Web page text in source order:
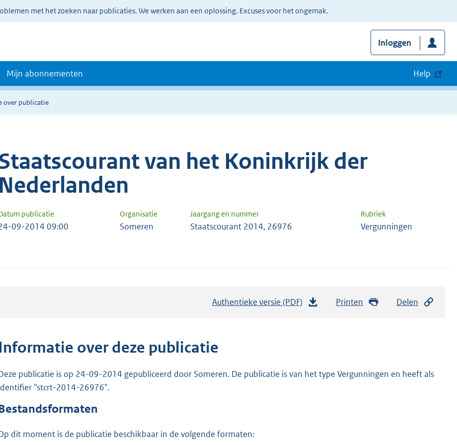
met het zoeken naar publicaties. We werken aan een oplossing. Excuses voor het ongemak.
Inloggen
Mijn abonnementen Help
over publicatie
van het Koninkrijk der
Nederlanden
publicatie Organisatie Jaargang en nummer Rubriek
09-2014 09:00 Someren Staatscourant 2014, 26976 Vergunningen
Authentieke versie (PDF)
n
Printen Delen
over deze publicatie
publicatie is op 24-09-2014 gepubliceerd door Someren. De publicatie is van het type Vergunningen en heeft als
"stcrt-2014-26976".
dit moment is de publicatie beschikbaar in de volgende formaten: